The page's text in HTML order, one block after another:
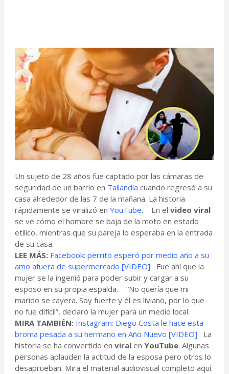
Un sujeto de 28 años fue captado por las cámaras de
seguridad de un barrio en Tailandia cuando regresó a su
casa alrededor de las 7 de la mañana. La historia
rápidamente se viralizó en YouTube. En el video viral
se ve cómo el hombre se baja de la moto en estado
etílico, mientras que su pareja lo esperaba en la entrada
de su casa.
LEE MÁS: Facebook: perrito esperó por medio año a su
amo afuera de supermercado [VIDEO] Fue ahí que la
mujer se la ingenió para poder subir y cargar a su
esposo en su propia espalda. “No quería que mi
marido se cayera. Soy fuerte y él es liviano, por lo que
no fue difícil”, declaró la mujer para un medio local.
MIRA TAMBIÉN: Instagram: Diego Costa le hace esta
broma pesada a su hermano en Año Nuevo [VIDEO] La
historia se ha convertido en viral en YouTube. Algunas
personas aplauden la actitud de la esposa pero otros lo
desaprueban. Mira el material audiovisual completo aquí.